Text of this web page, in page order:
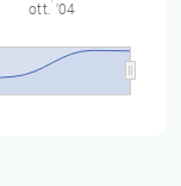
ott. '04